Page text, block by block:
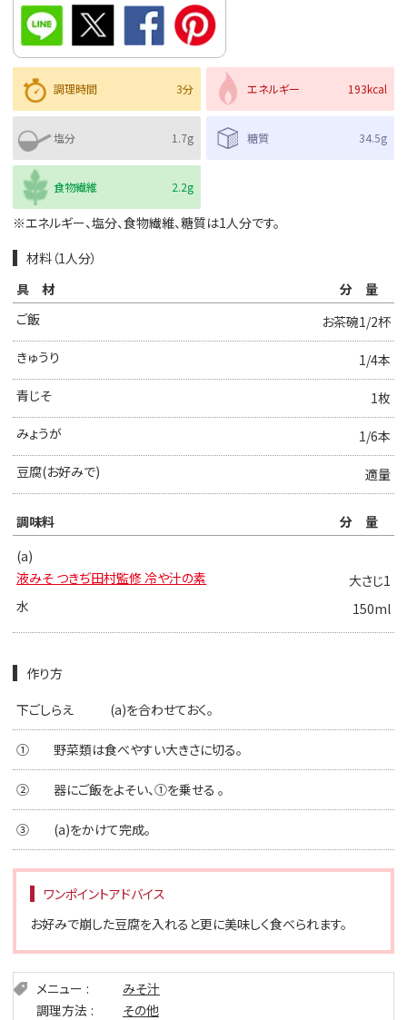
調理時間 3分 エネルギー 193kcal
塩分 1.7g 糖質 34.5g
食物繊維 2.2g
※エネルギー、塩分、食物繊維、糖質は1人分です。
材料（1人分）
具材
分量
ご飯
お茶碗1/2杯
きゅうり
1/4本
青じそ
1枚
みょうが
1/6本
豆腐(お好みで)
適量
調味料
分量
(a)
液みそ つきぢ田村監修 冷や汁の素
大さじ1
水
150ml
作り方
下ごしらえ
(a)を合わせておく。
① 野菜類は食べやすい大きさに切る。
② 器にご飯をよそい、①を乗せる 。
③ (a)をかけて完成。
ワンポイントアドバイス
お好みで崩した豆腐を入れると更に美味しく食べられます。
メニュー
みそ汁
調理方法
その他